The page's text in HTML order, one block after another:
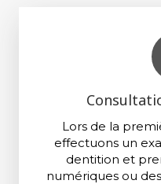
Lors de la
effectuons un
dentition et
numériques ou